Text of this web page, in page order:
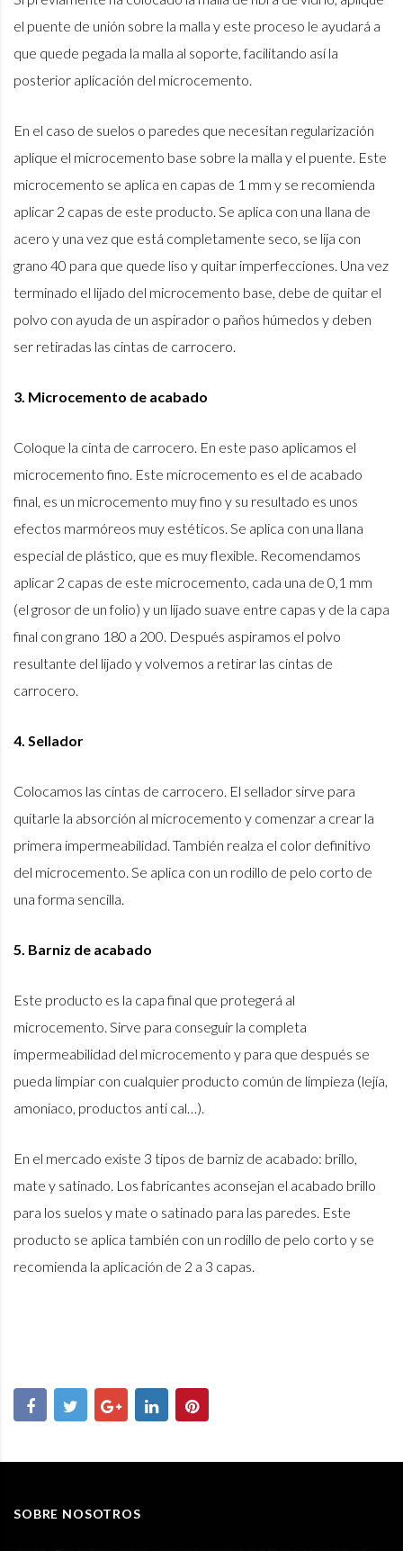
el puente de unión sobre la malla y este proceso le ayudará a
que quede pegada la malla al soporte, facilitando así la
posterior aplicación del microcemento.
En el caso de suelos o paredes que necesitan regularización
aplique el microcemento base sobre la malla y el puente. Este
microcemento se aplica en capas de 1 mm y se recomienda
aplicar 2 capas de este producto. Se aplica con una llana de
acero y una vez que está completamente seco, se lija con
grano 40 para que quede liso y quitar imperfecciones. Una vez
terminado el lijado del microcemento base, debe de quitar el
polvo con ayuda de un aspirador o paños húmedos y deben
ser retiradas las cintas de carrocero.
3. Microcemento de acabado
Coloque la cinta de carrocero. En este paso aplicamos el
microcemento fino. Este microcemento es el de acabado
final, es un microcemento muy fino y su resultado es unos
efectos marmóreos muy estéticos. Se aplica con una llana
especial de plástico, que es muy flexible. Recomendamos
aplicar 2 capas de este microcemento, cada una de 0,1 mm
(el grosor de un folio) y un lijado suave entre capas y de la capa
final con grano 180 a 200. Después aspiramos el polvo
resultante del lijado y volvemos a retirar las cintas de
carrocero.
4. Sellador
Colocamos las cintas de carrocero. El sellador sirve para
quitarle la absorción al microcemento y comenzar a crear la
primera impermeabilidad. También realza el color definitivo
del microcemento. Se aplica con un rodillo de pelo corto de
una forma sencilla.
5. Barniz de acabado
Este producto es la capa final que protegerá al
microcemento. Sirve para conseguir la completa
impermeabilidad del microcemento y para que después se
pueda limpiar con cualquier producto común de limpieza (lejía,
amoniaco, productos anti cal…).
En el mercado existe 3 tipos de barniz de acabado: brillo,
mate y satinado. Los fabricantes aconsejan el acabado brillo
para los suelos y mate o satinado para las paredes. Este
producto se aplica también con un rodillo de pelo corto y se
recomienda la aplicación de 2 a 3 capas.
SOBRE NOSOTROS